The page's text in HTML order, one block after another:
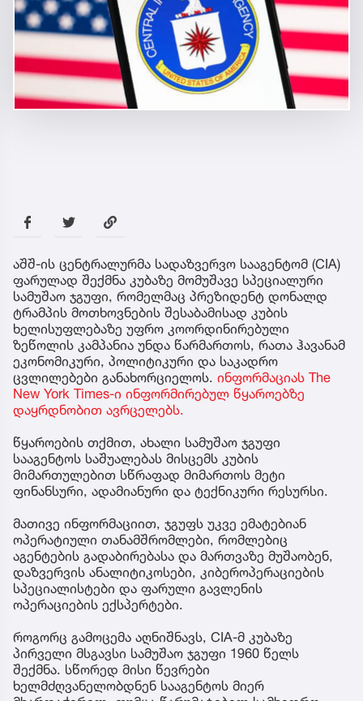
აშშ-ის ცენტრალურმა სადაზვერვო სააგენტომ (CIA)
ფარულად შექმნა კუბაზე მომუშავე სპეციალური
სამუშაო ჯგუფი, რომელმაც პრეზიდენტ დონალდ
ტრამპის მოთხოვნების შესაბამისად კუბის
ხელისუფლებაზე უფრო კოორდინირებული
ზეწოლის კამპანია უნდა წარმართოს, რათა ჰავანამ
ეკონომიკური, პოლიტიკური და საკადრო
ცვლილებები განახორციელოს. ინფორმაციას The
New York Times-ი ინფორმირებულ წყაროებზე
დაყრდნობით ავრცელებს.
წყაროების თქმით, ახალი სამუშაო ჯგუფი
სააგენტოს საშუალებას მისცემს კუბის
მიმართულებით სწრაფად მიმართოს მეტი
ფინანსური, ადამიანური და ტექნიკური რესურსი.
მათივე ინფორმაციით, ჯგუფს უკვე ემატებიან
ოპერატიული თანამშრომლები, რომლებიც
აგენტების გადაბირებასა და მართვაზე მუშაობენ,
დაზვერვის ანალიტიკოსები, კიბეროპერაციების
სპეციალისტები და ფარული გავლენის
ოპერაციების ექსპერტები.
როგორც გამოცემა აღნიშნავს, CIA-მ კუბაზე
პირველი მსგავსი სამუშაო ჯგუფი 1960 წელს
შექმნა. სწორედ მისი წევრები
ხელმძღვანელობდნენ სააგენტოს მიერ